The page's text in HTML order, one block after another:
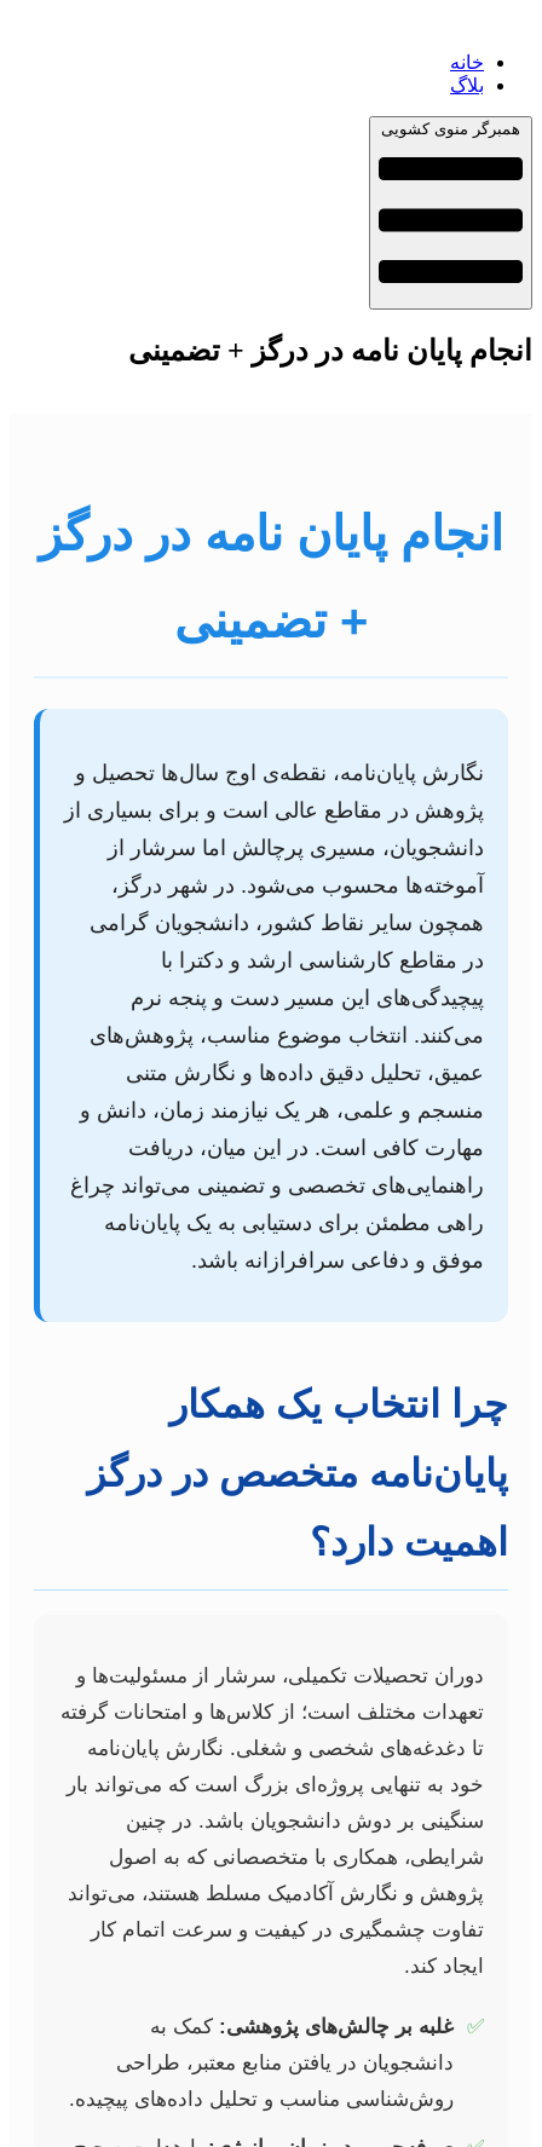
خانه
بلاگ
همبرگر منوی کشویی
انجام پایان نامه در درگز + تضمینی
انجام پایان نامه در درگز
+ تضمینی
نگارش پایان‌نامه، نقطه‌ی اوج سال‌ها تحصیل و
پژوهش در مقاطع عالی است و برای بسیاری از
دانشجویان، مسیری پرچالش اما سرشار از
آموخته‌ها محسوب می‌شود. در شهر درگز،
همچون سایر نقاط کشور، دانشجویان گرامی
در مقاطع کارشناسی ارشد و دکترا با
پیچیدگی‌های این مسیر دست و پنجه نرم
می‌کنند. انتخاب موضوع مناسب، پژوهش‌های
عمیق، تحلیل دقیق داده‌ها و نگارش متنی
منسجم و علمی، هر یک نیازمند زمان، دانش و
مهارت کافی است. در این میان، دریافت
راهنمایی‌های تخصصی و تضمینی می‌تواند چراغ
راهی مطمئن برای دستیابی به یک پایان‌نامه
موفق و دفاعی سرافرازانه باشد.
چرا انتخاب یک همکار
پایان‌نامه متخصص در درگز
اهمیت دارد؟
دوران تحصیلات تکمیلی، سرشار از مسئولیت‌ها و
تعهدات مختلف است؛ از کلاس‌ها و امتحانات گرفته
تا دغدغه‌های شخصی و شغلی. نگارش پایان‌نامه
خود به تنهایی پروژه‌ای بزرگ است که می‌تواند بار
سنگینی بر دوش دانشجویان باشد. در چنین
شرایطی، همکاری با متخصصانی که به اصول
پژوهش و نگارش آکادمیک مسلط هستند، می‌تواند
تفاوت چشمگیری در کیفیت و سرعت اتمام کار
ایجاد کند.
✅ غلبه بر چالش‌های پژوهشی: کمک به
دانشجویان در یافتن منابع معتبر، طراحی
روش‌شناسی مناسب و تحلیل داده‌های پیچیده.